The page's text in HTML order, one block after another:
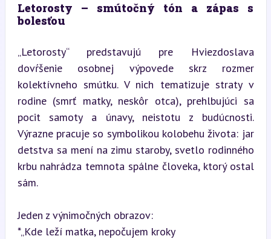
Letorosty – smútočný tón a zápas s
bolesťou
„Letorosty“ predstavujú pre Hviezdoslava
dovŕšenie osobnej výpovede skrz rozmer
kolektívneho smútku. V nich tematizuje straty v
rodine (smrť matky, neskôr otca), prehlbujúci sa
pocit samoty a únavy, neistotu z budúcnosti.
Výrazne pracuje so symbolikou kolobehu života: jar
detstva sa mení na zimu staroby, svetlo rodinného
krbu nahrádza temnota spálne človeka, ktorý ostal
sám.
Jeden z výnimočných obrazov:
*„Kde leží matka, nepočujem kroky